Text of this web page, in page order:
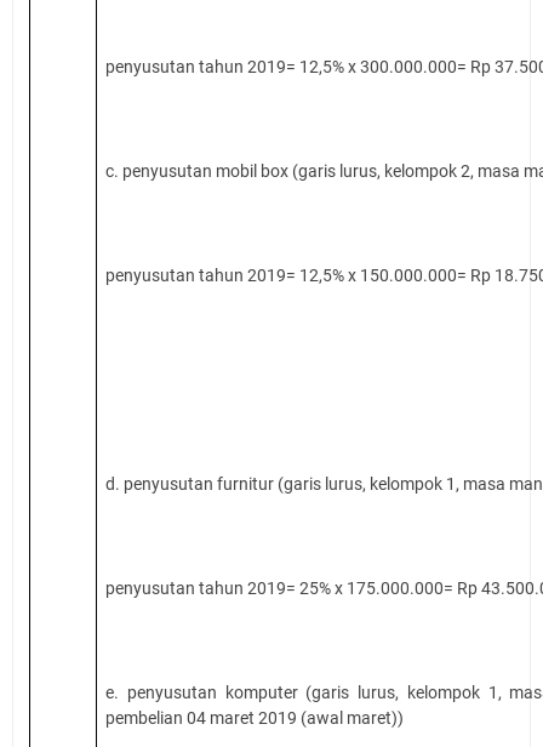
penyusutan tahun 2019= 12,5% x 300.000.000= Rp
c. penyusutan mobil box (garis lurus, kelompok 2, masa
penyusutan tahun 2019= 12,5% x 150.000.000= Rp
d. penyusutan furnitur (garis lurus, kelompok 1, masa
penyusutan tahun 2019= 25% x 175.000.000= Rp
e. penyusutan komputer (garis lurus, kelompok 1,
pembelian 04 maret 2019 (awal maret))